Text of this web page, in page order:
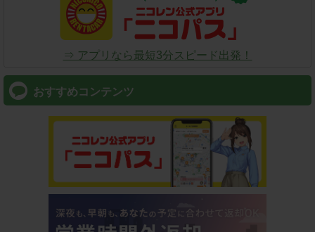
⇒ アプリなら最短3分スピード出発！
おすすめコンテンツ